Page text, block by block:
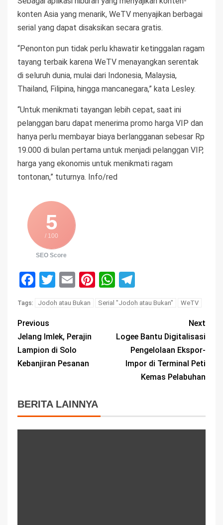
konten Asia yang menarik, WeTV menyajikan berbagai
serial yang dapat disaksikan secara gratis.
“Penonton pun tidak perlu khawatir ketinggalan ragam
tayang terbaik karena WeTV menayangkan serentak
di seluruh dunia, mulai dari Indonesia, Malaysia,
Thailand, Filipina, hingga mancanegara,” kata Lesley.
“Untuk menikmati tayangan lebih cepat, saat ini
pelanggan baru dapat menerima promo harga VIP dan
hanya perlu membayar biaya berlangganan sebesar Rp
19.000 di bulan pertama untuk menjadi pelanggan VIP,
harga yang ekonomis untuk menikmati ragam
tontonan,” tuturnya. Info/red
5
/ 100
SEO Score
Facebook
Twitter
EmailPinterest
WhatsApp
Tags: Jodoh atau Bukan Serial "Jodoh atau Bukan" WeTV
Previous
Jelang Imlek, Perajin
Lampion di Solo
Kebanjiran Pesanan
Next
Logee Bantu Digitalisasi
Pengelolaan Ekspor-
Impor di Terminal Peti
Kemas Pelabuhan
BERITA LAINNYA